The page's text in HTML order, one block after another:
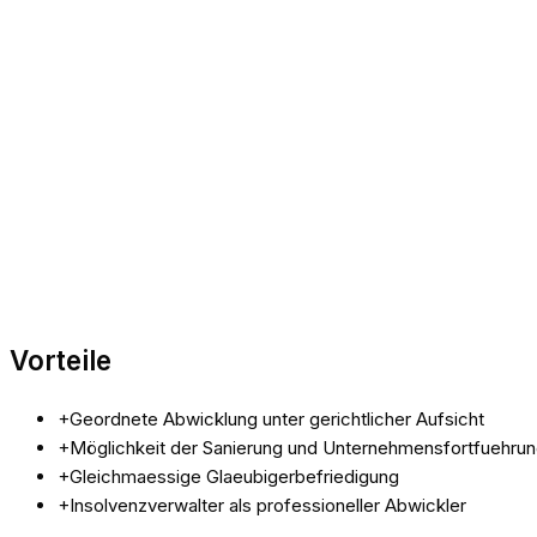
Vorteile
+Geordnete Abwicklung unter gerichtlicher Aufsicht
+Möglichkeit der Sanierung und
+Gleichmaessige Glaeubigerbefriedigung
+Insolvenzverwalter als professioneller Abwickler